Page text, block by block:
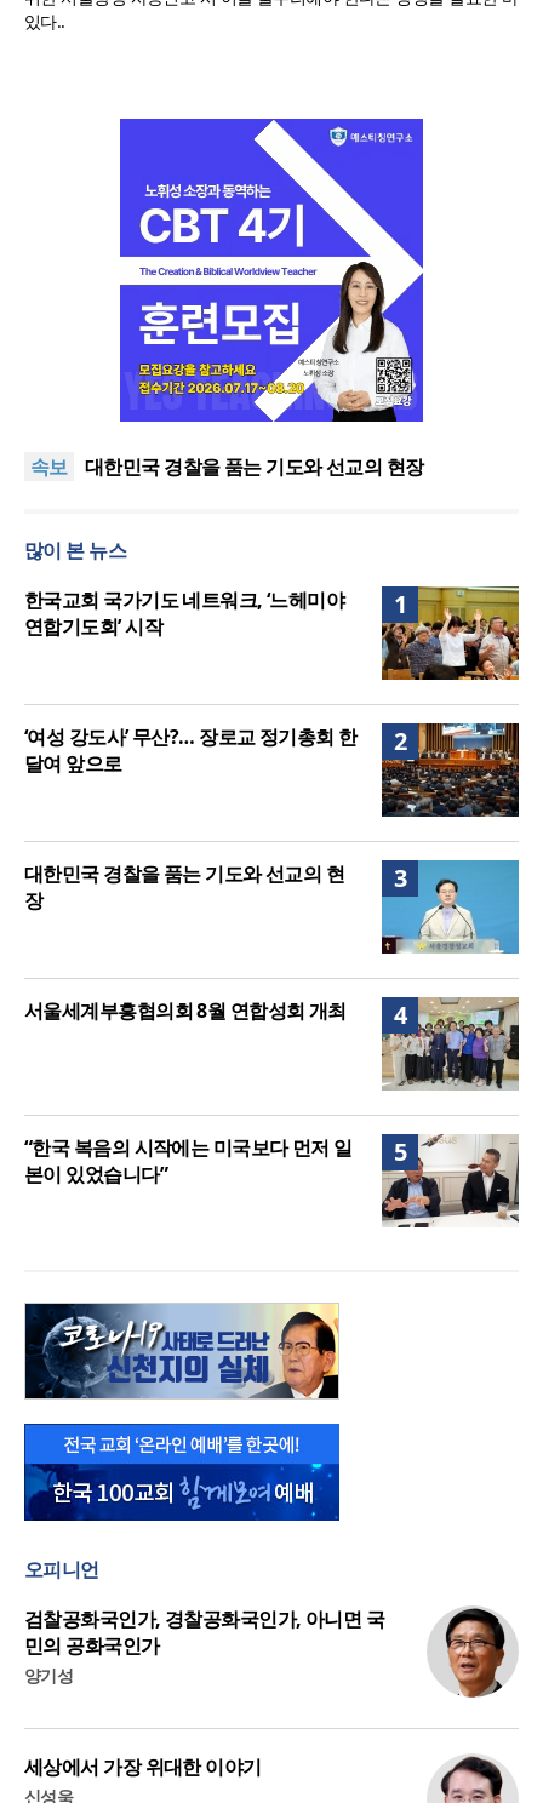
있다..
속보
한기연 “전쟁을 부르는 정책을 중단하라”
27.8%, 중증 입원·재활 확충 과제
대한민국 경찰을 품는 기도와 선교의 현장
주길”
한기연 “전쟁을 부르는 정책을 중단하라”
정신건강 치료 인프라 부족… 정신질환 평생유병률
27.8%, 중증 입원·재활 확충 과제
많이 본 뉴스
1
한국교회 국가기도 네트워크, ‘느헤미야
연합기도회’ 시작
2
‘여성 강도사’ 무산?… 장로교 정기총회 한
달여 앞으로
3
대한민국 경찰을 품는 기도와 선교의 현
장
4
서울세계부흥협의회 8월 연합성회 개최
5
“한국 복음의 시작에는 미국보다 먼저 일
본이 있었습니다”
오피니언
검찰공화국인가, 경찰공화국인가, 아니면 국
민의 공화국인가
양기성
세상에서 가장 위대한 이야기
신성욱